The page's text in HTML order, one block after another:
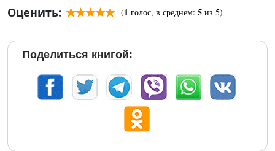
Оценить:
(1 голос, в среднем: 5 из 5)
Поделиться книгой: